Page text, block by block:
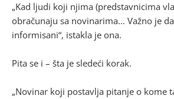
„Kad ljudi koji njima (predstavnicima
obračunaju sa novinarima… Važno je
informisani“, istakla je ona.
Pita se i – šta je sledeći korak.
„Novinar koji postavlja pitanje o kome